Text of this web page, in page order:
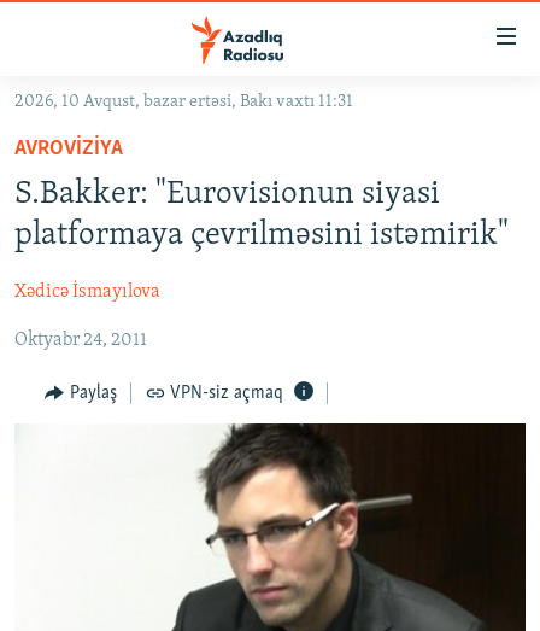
Əsas
qayıt
Əsas
naviqasiyaya
qayıt
Axtarışa
GÜNDƏM
#İZAHLA
KORRUPSIOMETR
#ƏSLINDƏ
FƏRQƏ BAX
QANUNI DOĞRU
ARAŞDIRMA
AZƏRBAYCAN ƏDƏBIYYATI KITABXANASI
İSLAM VƏ DEMOKRATIYA
PEŞƏ ETIKASI VƏ JURNALISTIKA STANDARTLARIMIZ
2026, 10 Avqust, bazar ertəsi, Bakı vaxtı 11:31
AVROVIZIYA
S.Bakker: "Eurovisionun siyasi
platformaya çevrilməsini istəmirik"
Xədicə İsmayılova
Oktyabr 24, 2011
Paylaş VPN-siz açmaq